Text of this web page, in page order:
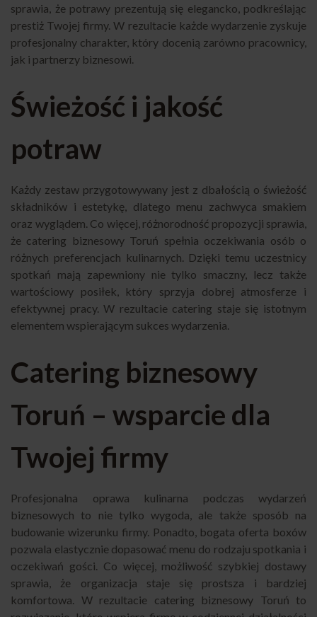
sprawia, że potrawy prezentują się elegancko, podkreślając
prestiż Twojej firmy. W rezultacie każde wydarzenie zyskuje
profesjonalny charakter, który docenią zarówno pracownicy,
jak i partnerzy biznesowi.
Świeżość i jakość
potraw
Każdy zestaw przygotowywany jest z dbałością o świeżość
składników i estetykę, dlatego menu zachwyca smakiem
oraz wyglądem. Co więcej, różnorodność propozycji sprawia,
że catering biznesowy Toruń spełnia oczekiwania osób o
różnych preferencjach kulinarnych. Dzięki temu uczestnicy
spotkań mają zapewniony nie tylko smaczny, lecz także
wartościowy posiłek, który sprzyja dobrej atmosferze i
efektywnej pracy. W rezultacie catering staje się istotnym
elementem wspierającym sukces wydarzenia.
Catering biznesowy
Toruń – wsparcie dla
Twojej firmy
Profesjonalna oprawa kulinarna podczas wydarzeń
biznesowych to nie tylko wygoda, ale także sposób na
budowanie wizerunku firmy. Ponadto, bogata oferta boxów
pozwala elastycznie dopasować menu do rodzaju spotkania i
oczekiwań gości. Co więcej, możliwość szybkiej dostawy
sprawia, że organizacja staje się prostsza i bardziej
komfortowa. W rezultacie catering biznesowy Toruń to